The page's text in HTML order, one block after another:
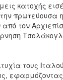
κατοχής
πρωτεύουσα
από τον
τους
εφαρμόζοντας